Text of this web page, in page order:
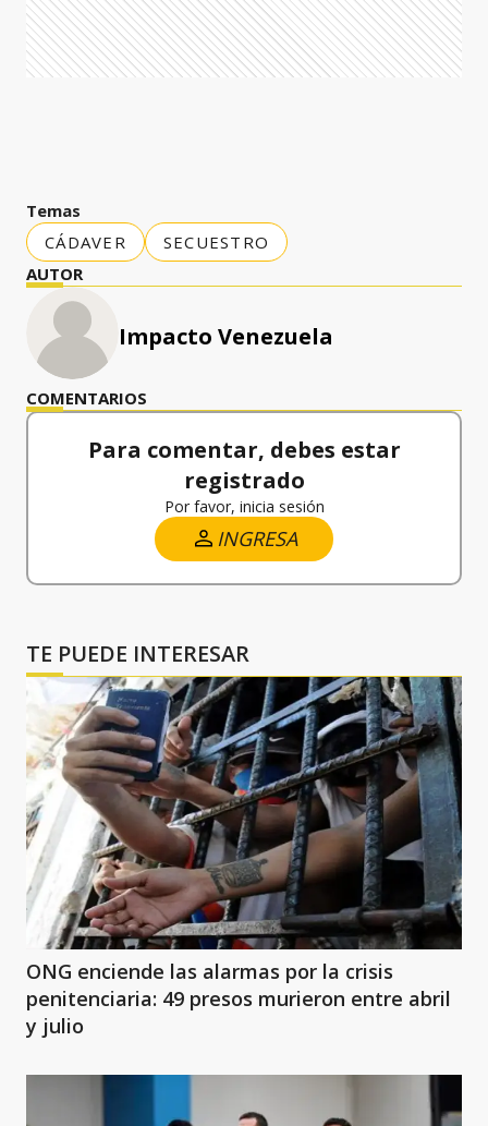
Temas
CÁDAVER
SECUESTRO
AUTOR
Impacto Venezuela
COMENTARIOS
Para comentar, debes estar
registrado
Por favor, inicia sesión
INGRESA
TE PUEDE INTERESAR
ONG enciende las alarmas por la crisis
penitenciaria: 49 presos murieron entre abril
y julio